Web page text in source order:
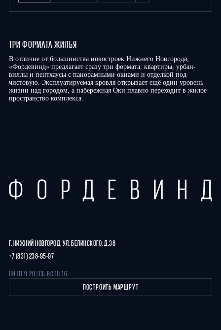
ТРИ ФОРМАТА ЖИЛЬЯ
В отличие от большинства новостроек Нижнего Новгорода,
«Фордевинд» предлагает сразу три формата: квартиры, урбан-
виллы и пентхаусы с панорамными окнами и отделкой под
чистовую. Эксплуатируемая кровля открывает ещё один уровень
жизни над городом, а набережная Оки плавно переходит в жилое
пространство комплекса.
Г. НИЖНИЙ НОВГОРОД, УЛ. БЕЛИНСКОГО, Д.38
+7 (831) 238-95-97
ПН-ПТ 9-20 | СБ-ВС 10-16
ПОСТРОИТЬ МАРШРУТ